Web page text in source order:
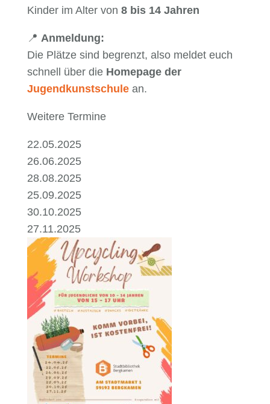
Kinder im Alter von 8 bis 14 Jahren
📍 Anmeldung:
Die Plätze sind begrenzt, also meldet euch
schnell über die Homepage der
Jugendkunstschulean.
Weitere Termine
22.05.2025
26.06.2025
28.08.2025
25.09.2025
30.10.2025
27.11.2025